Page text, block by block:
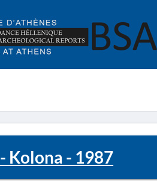
Kolona - 1987